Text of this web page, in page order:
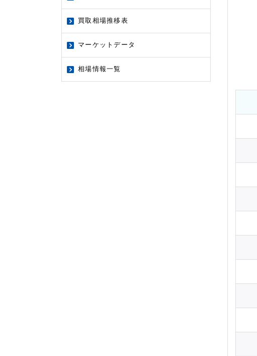
買取相場推移表
マーケットデータ
相場情報一覧